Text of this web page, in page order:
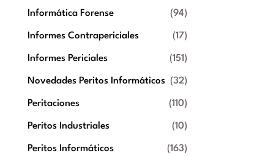
Informática Forense (94)
Informes Contrapericiales (17)
Informes Periciales (151)
Novedades Peritos Informáticos (32)
Peritaciones (110)
Peritos Industriales (10)
Peritos Informáticos (163)